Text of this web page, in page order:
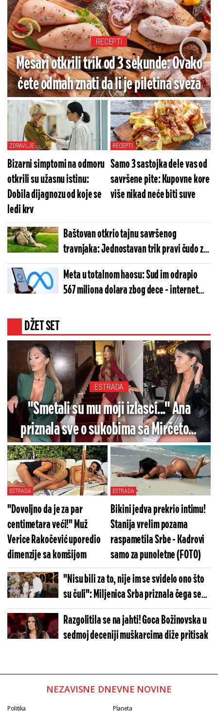
RECEPTI
Mesari otkrili trik od 3 sekunde: Ovako
ćete odmah znati da li je piletina sveža
ZDRAVLJE
Bizarni simptomi na odmoru
otkrili su užasnu istinu:
Dobila dijagnozu od koje se
ledi krv
RECEPTI
Samo 3 sastojka dele vas od
savršene pite: Kupovne kore
više nikad neće biti suve
Baštovan otkrio tajnu savršenog
travnjaka: Jednostavan trik pravi čudo za
nekoliko nedelja
Meta u totalnom haosu: Sud im odrapio
567 miliona dolara zbog dece - internet
DŽET SET
ESTRADA
"Smetali su mu moji izlasci..." Ana
priznala sve o sukobima sa Mirčetom
zbog noćnog života - Ovo je razlog
razvoda?
ESTRADA
"Dovoljno da je za par
centimetara veći!" Muž
Verice Rakočević uporedio
dimenzije sa komšijom
ESTRADA
Bikini jedva prekrio intimu!
Stanija vrelim pozama
raspametila Srbe - Kadrovi
samo za punoletne (FOTO)
"Nisu bili za to, nije im se svidelo ono što
su čuli": Miljenica Srba priznala čega se
najviše plašila tokom razvoda od pevača
Razgolitila se na jahti! Goca Božinovska u
sedmoj deceniji muškarcima diže pritisak
NEZAVISNE DNEVNE NOVINE
Politika Planeta